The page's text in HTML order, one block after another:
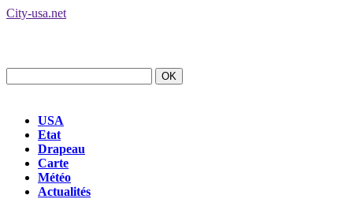
City-usa.net
USA
Etat
Drapeau
Carte
Météo
Actualités